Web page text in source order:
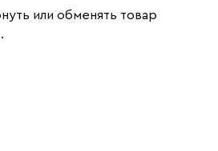
или обменять товар